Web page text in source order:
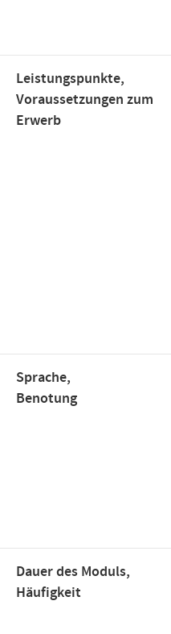
Leistungspunkte,
Voraussetzungen zum
Erwerb
Sprache,
Benotung
Dauer des Moduls,
Häufigkeit